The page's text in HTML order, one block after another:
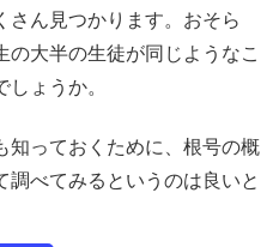
ん見つかります。おそら
の大半の生徒が同じようなこ
ょうか。
知っておくために、根号の概
べてみるというのは良いと